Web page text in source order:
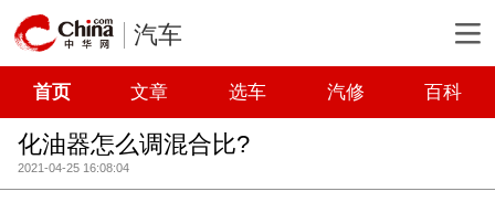
汽车
首页 文章 选车 汽修 百科
化油器怎么调混合比?
2021-04-25 16:08:04